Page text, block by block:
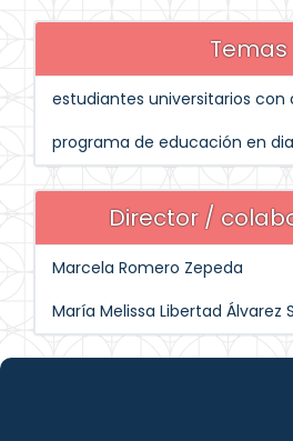
Temas
estudiantes universitarios con
programa de educación en
Director /
Marcela Romero Zepeda
María Melissa Libertad Álvarez